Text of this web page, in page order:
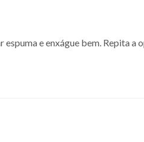
e enxágue bem. Repita a